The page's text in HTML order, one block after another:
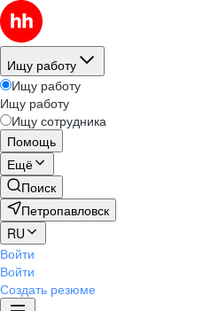
Ищу работу
Ищу работу
Ищу работу
Ищу сотрудника
Помощь
Ещё
Поиск
Петропавловск
RU
Войти
Войти
Создать резюме